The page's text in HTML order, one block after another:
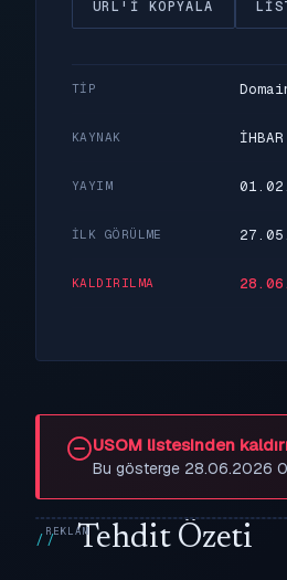
URL'I KOPYALA
TIP
KAYNAK İHBAR
YAYIM
İLK GÖRÜLME
KALDIRILMA
USOM listesinden
Bu gösterge 28.06.2026
Tehdit Özeti